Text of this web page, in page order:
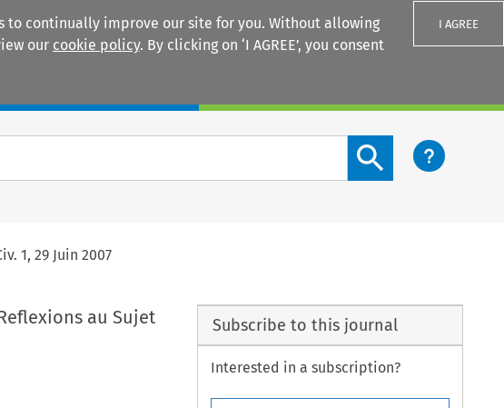
to continually improve our site for you. Without allowing
our cookie policy. By clicking on ‘I AGREE’, you consent
I AGREE
Search content button
1, 29 Juin 2007
au Sujet
Subscribe to this journal
Interested in a subscription?